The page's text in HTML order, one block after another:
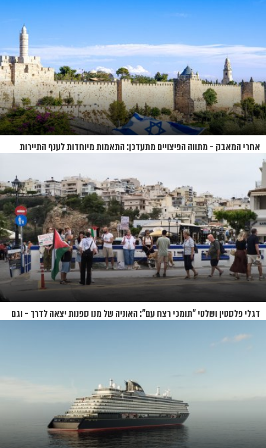
אחרי המאבק - מתווה הפיצויים מתעדכן: התאמות מיוחדות לענף התיירות
דגלי פלסטין ושלטי "תומכי רצח עם": האוניה של מנו ספנות יצאה לדרך - וגם